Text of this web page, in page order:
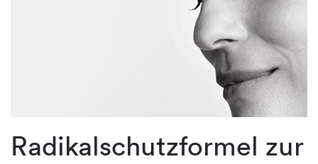
Radikalschutzformel zur